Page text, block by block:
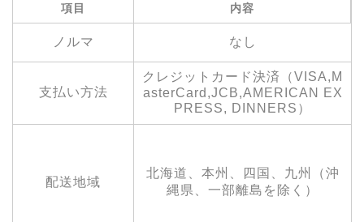
項目 内容
ノルマ なし
支払い方法
クレジットカード決済（VISA,M
asterCard,JCB,AMERICAN EX
PRESS, DINNERS）
配送地域
北海道、本州、四国、九州（沖
縄県、一部離島を除く）